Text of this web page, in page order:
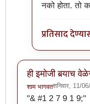
नको होता. तो
प्रतिसाद
ही इमोजी बर्‍याच
शाम भागवतशनिवार, 11/
"& #1 2 7 9 1 9;"